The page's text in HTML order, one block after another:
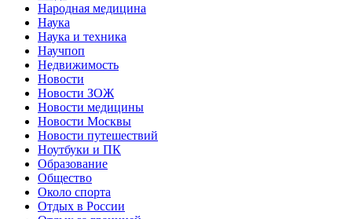
Народная медицина
Наука
Наука и техника
Научпоп
Недвижимость
Новости
Новости ЗОЖ
Новости медицины
Новости Москвы
Новости путешествий
Ноутбуки и ПК
Образование
Общество
Около спорта
Отдых в России